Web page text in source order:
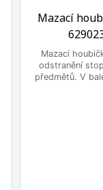
Mazací
Mazací
odstranění
předmětů. V